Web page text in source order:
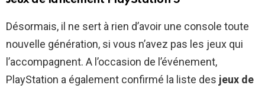
Désormais, il ne sert à rien d’avoir une console toute
nouvelle génération, si vous n’avez pas les jeux qui
l’accompagnent. A l’occasion de l’événement,
PlayStation a également confirmé la liste des jeux de